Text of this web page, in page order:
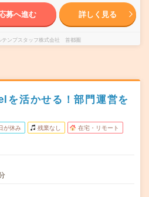
募へ進む 詳しく見る
テンプスタッフ株式会社 首都圏
活かせる！部門運営を
が休み 残業なし 在宅・リモート